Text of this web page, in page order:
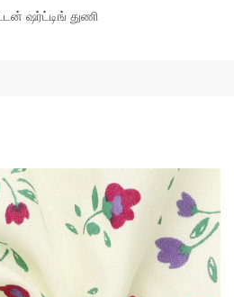
ஷர்ட்டிங் துணி